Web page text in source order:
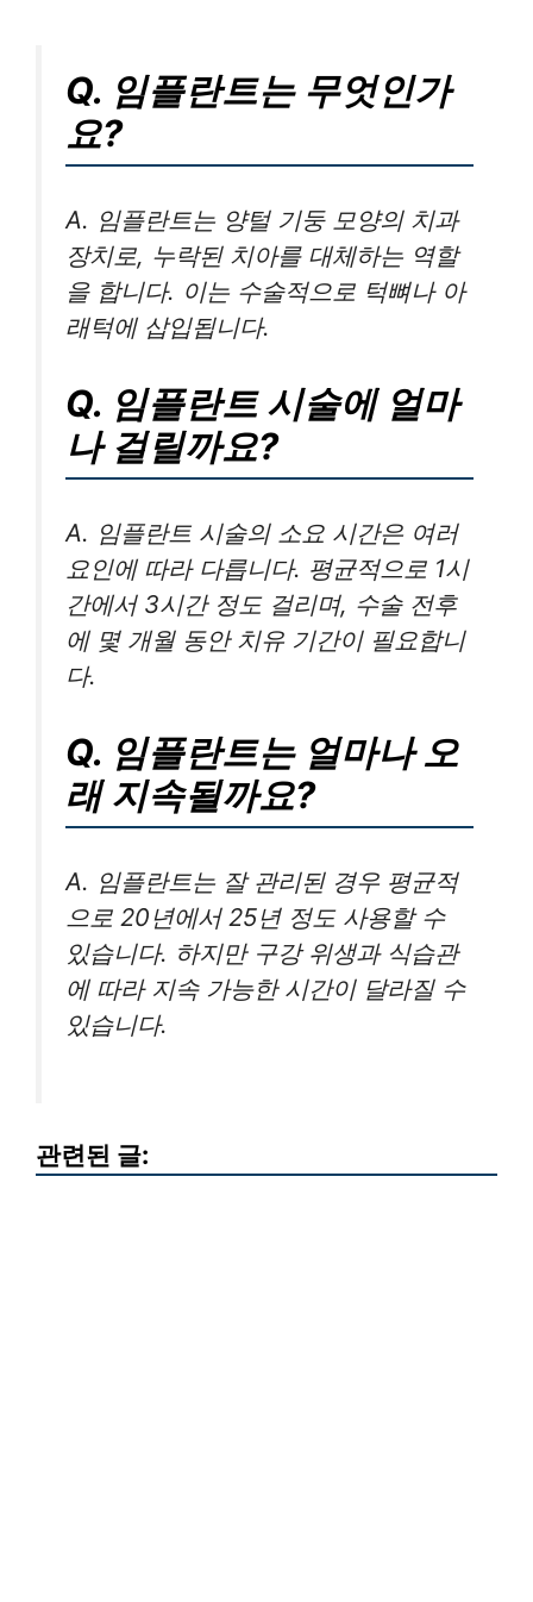
Q. 임플란트는 무엇인가
요?
A. 임플란트는 양털 기둥 모양의 치과
장치로, 누락된 치아를 대체하는 역할
을 합니다. 이는 수술적으로 턱뼈나 아
래턱에 삽입됩니다.
Q. 임플란트 시술에 얼마
나 걸릴까요?
A. 임플란트 시술의 소요 시간은 여러
요인에 따라 다릅니다. 평균적으로 1시
간에서 3시간 정도 걸리며, 수술 전후
에 몇 개월 동안 치유 기간이 필요합니
다.
Q. 임플란트는 얼마나 오
래 지속될까요?
A. 임플란트는 잘 관리된 경우 평균적
으로 20년에서 25년 정도 사용할 수
있습니다. 하지만 구강 위생과 식습관
에 따라 지속 가능한 시간이 달라질 수
있습니다.
관련된 글: